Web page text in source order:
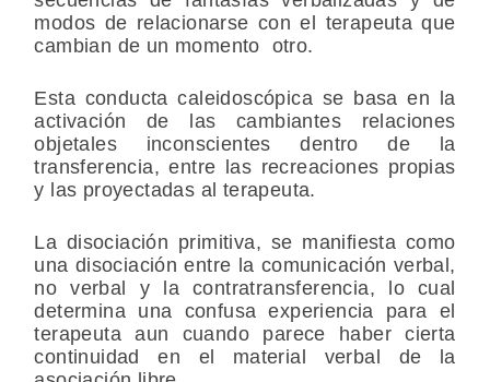
modos de relacionarse con el terapeuta que
cambian de un momento otro.
Esta conducta caleidoscópica se basa en la
activación de las cambiantes relaciones
objetales inconscientes dentro de la
transferencia, entre las recreaciones propias
y las proyectadas al terapeuta.
La disociación primitiva, se manifiesta como
una disociación entre la comunicación verbal,
no verbal y la contratransferencia, lo cual
determina una confusa experiencia para el
terapeuta aun cuando parece haber cierta
continuidad en el material verbal de la